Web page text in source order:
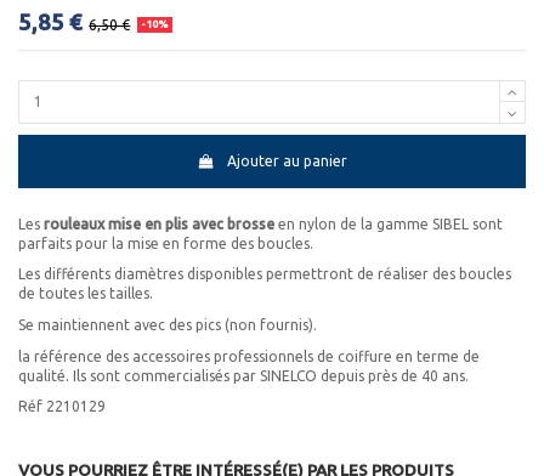
5,85 € 6,50 € -10%
Ajouter au panier
Les rouleaux mise en plis avec brosse en nylon de la gamme SIBEL sont
parfaits pour la mise en forme des boucles.
Les différents diamètres disponibles permettront de réaliser des boucles
de toutes les tailles.
Se maintiennent avec des pics (non fournis).
la référence des accessoires professionnels de coiffure en terme de
qualité. Ils sont commercialisés par SINELCO depuis près de 40 ans.
Réf 2210129
VOUS POURRIEZ ÊTRE INTÉRESSÉ(E) PAR LES PRODUITS